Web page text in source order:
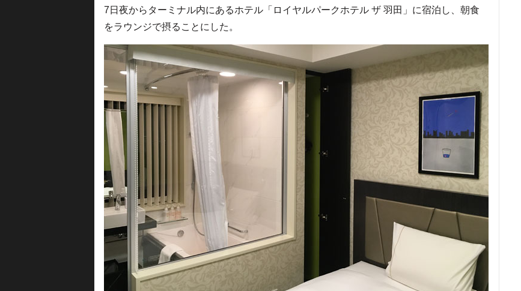
7日夜からターミナル内にあるホテル「ロイヤルパークホテル ザ 羽田」に宿泊し、朝食
をラウンジで摂ることにした。